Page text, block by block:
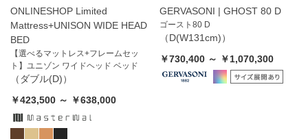
ONLINESHOP Limited
Mattress+UNISON WIDE HEAD
BED
【選べるマットレス+フレームセッ
ト】ユニゾン ワイドヘッド ベッド
（ダブル(D)）
￥423,500 ～ ￥638,000
GERVASONI | GHOST 80 D
ゴースト80 D
（D(W131cm)）
￥730,400 ～ ￥1,070,300